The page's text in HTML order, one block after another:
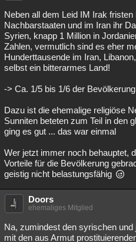
Neben all dem Leid IM Irak
Nachbarstaaten und im Iran ihr
Syrien, knapp 1 Million in
Zahlen, vermutlich sind es eher
Hunderttausende im Iran,
selbst ein bitterarmes Land!
-> Ca. 1/5 bis 1/6 der
Dazu ist die ehemalige religiöse
Sunniten beteten zum Teil in den
ging es gut ... das war einmal
Wer jetzt immer noch behauptet,
Vorteile für die Bevölkerung
geistig nicht belastungsfähig
Doors
ehemaliges Mitglied
Na, zumindest den syrischen
mit den aus Armut